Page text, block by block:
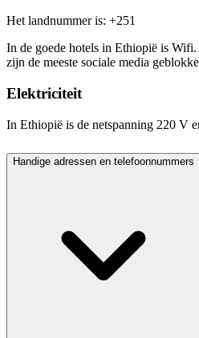
Het landnummer is: +251
In de goede hotels in Ethiopië is
zijn de meeste sociale media
Elektriciteit
In Ethiopië is de netspanning 220 V
Handige adressen en telefoonnummers